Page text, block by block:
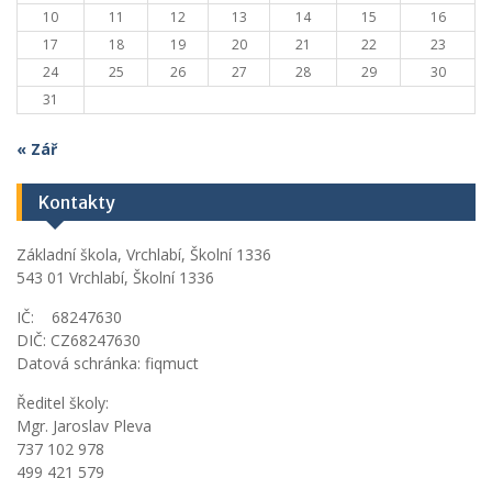
10
11 12 13 14 15
16
17
18 19 20 21 22
23
24
25 26 27 28 29
30
31
« Zář
Kontakty
Základní škola, Vrchlabí, Školní 1336
543 01 Vrchlabí, Školní 1336
IČ: 68247630
DIČ: CZ68247630
Datová schránka: fiqmuct
Ředitel školy:
Mgr. Jaroslav Pleva
737 102 978
499 421 579